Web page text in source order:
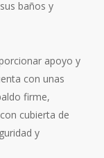
baños y
apoyo y
con unas
firme,
cubierta de
y